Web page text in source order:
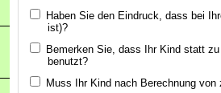
Haben Sie den Eindruck, dass bei
ist)?
Bemerken Sie, dass Ihr Kind statt
benutzt?
Muss Ihr Kind nach Berechnung